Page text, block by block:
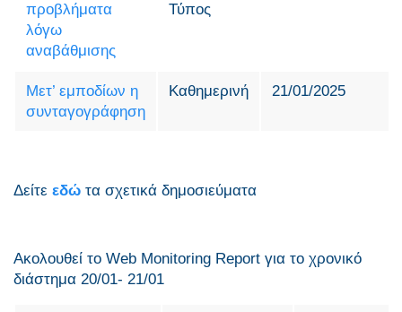
προβλήματα
λόγω
αναβάθμισης
Τύπος
Μετ’ εμποδίων η
συνταγογράφηση
Καθημερινή 21/01/2025
Δείτε εδώ τα σχετικά δημοσιεύματα
Ακολουθεί το Web Monitoring Report για τo χρονικό
διάστημα 20/01- 21/01